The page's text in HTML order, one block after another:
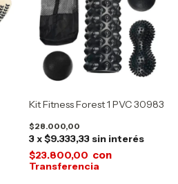
Kit Fitness Forest 1 PVC 30983
$28.000,00
3 x$9.333,33 sin interés
$23.800,00 con